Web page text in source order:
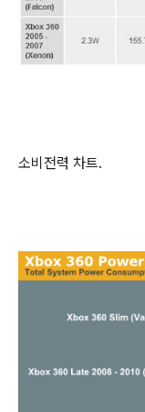
소비전력 차트.